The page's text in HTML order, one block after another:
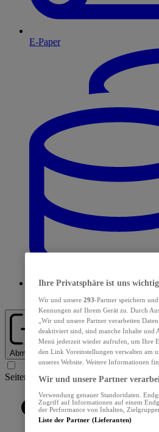
E-Paper
Abmelden
Seiten Navigation
Ihre Privatsphäre ist uns wichtig
Wir und unsere 293-Partner speichern
Kennungen auf Ihrem Gerät zu. Durch
„Wir und unsere Partner verarbeiten
deaktiviert sind, sind manche Inhalte und
Menü jederzeit wieder aufrufen, um Ihre
den Link Voreinstellungen verwalten am
unseres Website. Weitere Informationen
Wir und unsere Partner
Verwendung genauer Standortdaten.
Zugriff auf Informationen auf einem
der Performance von Inhalten,
Liste der Partner (Lieferanten)